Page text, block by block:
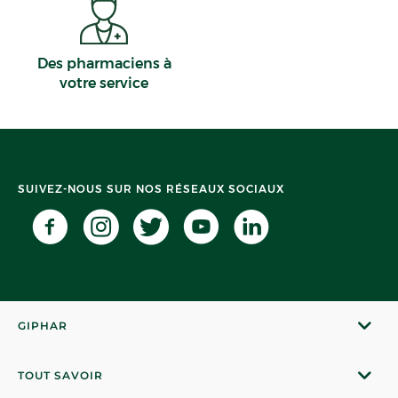
Des pharmaciens à
votre service
SUIVEZ-NOUS SUR NOS RÉSEAUX SOCIAUX
GIPHAR
TOUT SAVOIR